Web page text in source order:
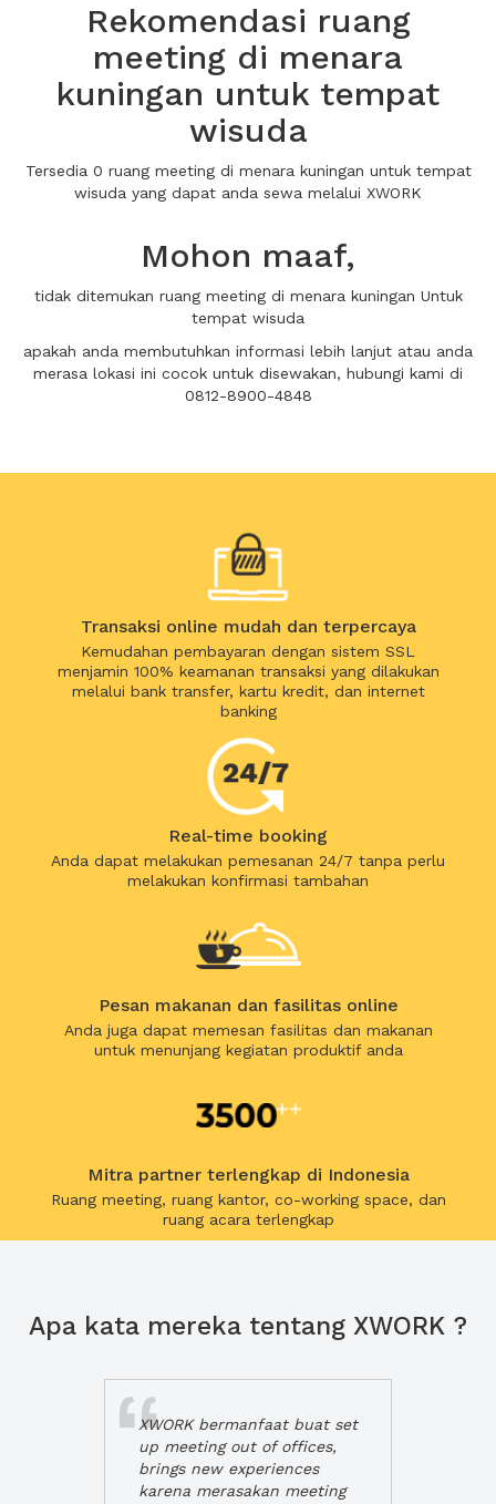
Rekomendasi ruang
meeting di menara
kuningan untuk tempat
wisuda
Tersedia 0 ruang meeting di menara kuningan untuk tempat
wisuda yang dapat anda sewa melalui XWORK
Mohon maaf,
tidak ditemukan ruang meeting di menara kuningan Untuk
tempat wisuda
apakah anda membutuhkan informasi lebih lanjut atau anda
merasa lokasi ini cocok untuk disewakan, hubungi kami di
0812-8900-4848
Transaksi online mudah dan terpercaya
Kemudahan pembayaran dengan sistem SSL
menjamin 100% keamanan transaksi yang dilakukan
melalui bank transfer, kartu kredit, dan internet
banking
Real-time booking
Anda dapat melakukan pemesanan 24/7 tanpa perlu
melakukan konfirmasi tambahan
Pesan makanan dan fasilitas online
Anda juga dapat memesan fasilitas dan makanan
untuk menunjang kegiatan produktif anda
Mitra partner terlengkap di Indonesia
Ruang meeting, ruang kantor, co-working space, dan
ruang acara terlengkap
Apa kata mereka tentang XWORK ?
XWORK bermanfaat buat set
up meeting out of offices,
brings new experiences
karena merasakan meeting